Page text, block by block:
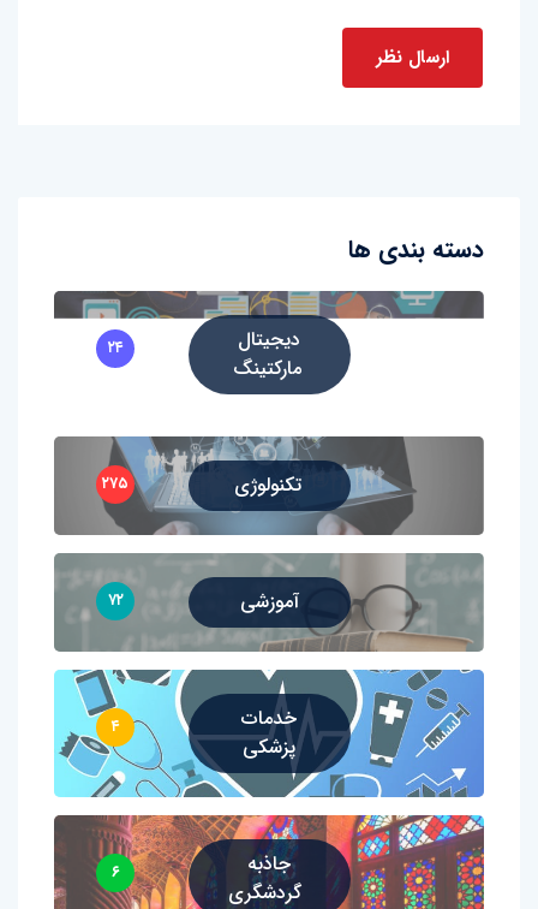
دسته بندی ها
دیجیتال
مارکتینگ
۲۴
تکنولوژی ۲۷۵
آموزشی ۷۲
خدمات
پزشکی
۴
جاذبه
گردشگری
۶